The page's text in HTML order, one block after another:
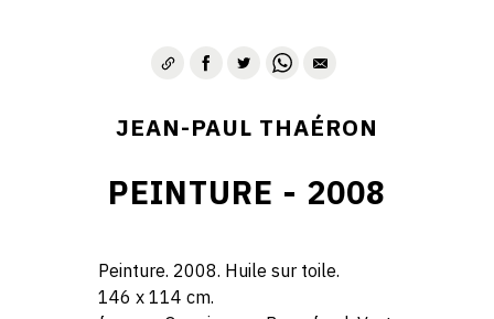
JEAN-PAUL THAÉRON
PEINTURE - 2008
Peinture. 2008. Huile sur toile.
146 x 114 cm.